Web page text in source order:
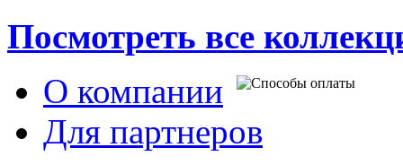
Посмотреть все
О компании
Для партнеров